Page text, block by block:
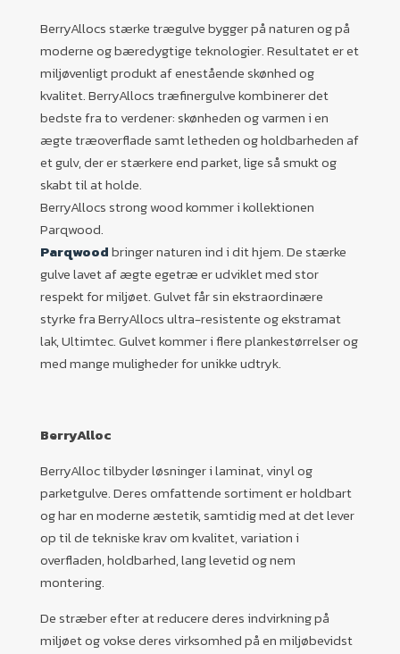
BerryAllocs stærke trægulve bygger på naturen og på
moderne og bæredygtige teknologier. Resultatet er et
miljøvenligt produkt af enestående skønhed og
kvalitet. BerryAllocs træfinergulve kombinerer det
bedste fra to verdener: skønheden og varmen i en
ægte træoverflade samt letheden og holdbarheden af
et gulv, der er stærkere end parket, lige så smukt og
skabt til at holde.
BerryAllocs strong wood kommer i kollektionen
Parqwood.
Parqwoodbringer naturen ind i dit hjem. De stærke
gulve lavet af ægte egetræ er udviklet med stor
respekt for miljøet. Gulvet får sin ekstraordinære
styrke fra BerryAllocs ultra-resistente og ekstramat
lak, Ultimtec. Gulvet kommer i flere plankestørrelser og
med mange muligheder for unikke udtryk.
BerryAlloc
BerryAlloc tilbyder løsninger i laminat, vinyl og
parketgulve. Deres omfattende sortiment er holdbart
og har en moderne æstetik, samtidig med at det lever
op til de tekniske krav om kvalitet, variation i
overfladen, holdbarhed, lang levetid og nem
montering.
De stræber efter at reducere deres indvirkning på
miljøet og vokse deres virksomhed på en miljøbevidst